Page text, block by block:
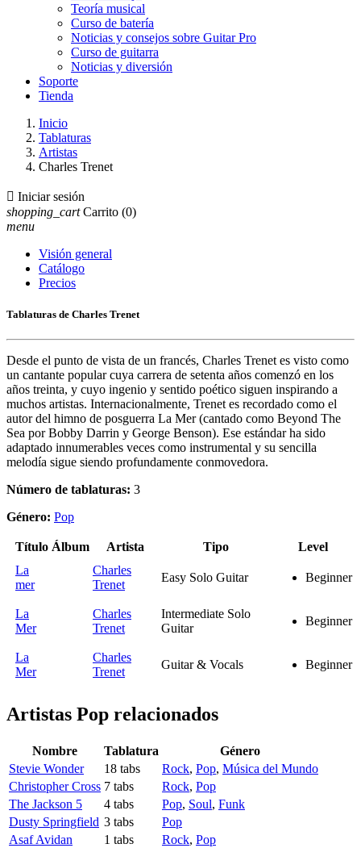
Teoría musical
Curso de batería
Noticias y consejos sobre Guitar Pro
Curso de guitarra
Noticias y diversión
Soporte
Tienda
Inicio
Tablaturas
Artistas
Charles Trenet
 Iniciar sesión
shopping_cart Carrito (0)
menu
Visión general
Catálogo
Precios
Tablaturas de Charles Trenet
Desde el punto de vista de un francés, Charles Trenet es visto como
un cantante popular cuya carrera de setenta años comenzó en los
años treinta, y cuyo ingenio y sentido poético siguen inspirando a
muchos artistas. Internacionalmente, Trenet es recordado como el
autor del himno de posguerra La Mer (cantado como Beyond The
Sea por Bobby Darrin y George Benson). Ese estándar ha sido
adaptado innumerables veces como instrumental y su sencilla
melodía sigue siendo profundamente conmovedora.
Número de tablaturas: 3
Género: Pop
Título Álbum Artista Tipo
Level
La
mer
Charles
Trenet
Easy Solo Guitar Beginner
La
Mer
Charles
Trenet
Intermediate Solo
Guitar
Beginner
La
Mer
Charles
Trenet
Guitar & Vocals Beginner
Artistas Pop relacionados
Nombre Tablatura
Género
Stevie Wonder
18 tabs Rock, Pop, Música del Mundo
Christopher Cross 7 tabs Rock, Pop
The Jackson 5
4 tabs Pop, Soul, Funk
Dusty Springfield 3 tabs
Pop
Asaf Avidan
1 tabs Rock, Pop